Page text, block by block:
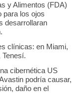
y Alimentos (FDA)
para los ojos
desarrollaran
clínicas: en Miami,
Tenesí.
cibernética US
podría causar,
daño en el